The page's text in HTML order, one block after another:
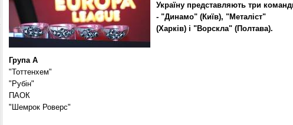
Україну представляють три
- "Динамо" (Київ), "Металіст"
(Харків) і "Ворскла" (Полтава).
Група A
"Тоттенхем"
"Рубін"
ПАОК
"Шемрок Роверс"